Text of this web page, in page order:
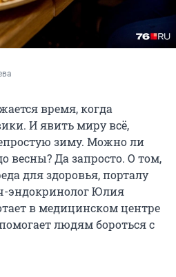
время, когда
И явить миру всё,
зиму. Можно ли
весны? Да запросто. О том,
для здоровья, порталу
эндокринолог Юлия
в медицинском центре
людям бороться с